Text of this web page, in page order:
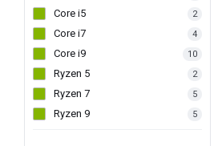
Core i5 2
Core i7 4
Core i9 10
Ryzen 5 2
Ryzen 7 5
Ryzen 9 5